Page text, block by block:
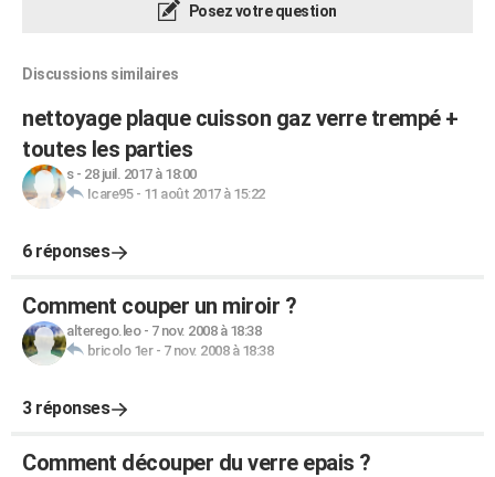
Posez votre question
Discussions similaires
nettoyage plaque cuisson gaz verre trempé +
toutes les parties
s- 28 juil. 2017 à 18:00
Icare95- 11 août 2017 à 15:22
6 réponses
Comment couper un miroir ?
alterego.leo- 7 nov. 2008 à 18:38
bricolo 1er- 7 nov. 2008 à 18:38
3 réponses
Comment découper du verre epais ?